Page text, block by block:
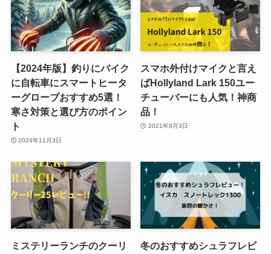
【2024年版】釣りにバイク
に自転車にスマートヒータ
ーグローブおすすめ5選！
寒さ対策と選び方のポイン
ト
2024年11月3日
スマホ外付けマイクと言え
ばHollyland Lark 150ユー
チューバーにも人気！神商
品！
2021年9月3日
ミステリーランチのクーリ
冬のおすすめシュラフレビ